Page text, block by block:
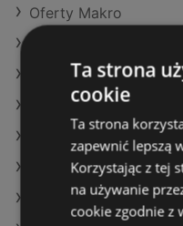
Oferty Makro
Oferty Aldi
Aktualne gazetki
Aktualne gazetki
Aktualne gazetki
Aktualne gazetki Aldi
Ta strona
cookie
Ta strona
zapewnić lepszą
Korzystając z tej
na używanie
cookie zgodnie z